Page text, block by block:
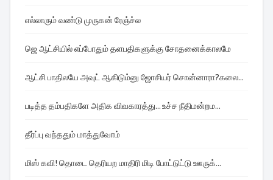
எல்லாரும் வண்டு முருகன் ரேஞ்ச்ல
ஜெ ஆட்சியில் எப்போதும் தளபதிகளுக்கு சோதனைக்காலமே
ஆட்சி பாதிலயே அவுட் ஆகிடும்னு ஜோசியர் சொன்னாரா?கலை...
படித்த தம்பதிகளே அதிக விவகாரத்து... உச்ச நீதிமன்றம...
தீர்ப்பு வந்ததும் மாத்துவோம்
மிஸ் கவி! தொடை தெரியற மாதிரி மிடி போட்டுட்டு ஊருக்...